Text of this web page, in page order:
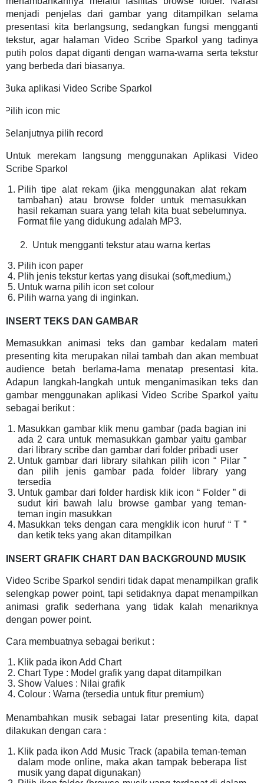
menjadi penjelas dari gambar yang ditampilkan selama
presentasi kita berlangsung, sedangkan fungsi mengganti
tekstur, agar halaman Video Scribe Sparkol yang tadinya
putih polos dapat diganti dengan warna-warna serta tekstur
yang berbeda dari biasanya.
Buka aplikasi Video Scribe Sparkol
Pilih icon mic
Selanjutnya pilih record
Untuk merekam langsung menggunakan Aplikasi Video
Scribe Sparkol
Pilih tipe alat rekam (jika menggunakan alat rekam
tambahan) atau browse folder untuk memasukkan
hasil rekaman suara yang telah kita buat sebelumnya.
Format file yang didukung adalah MP3.
2. Untuk mengganti tekstur atau warna kertas
Pilih icon paper
Plih jenis tekstur kertas yang disukai (soft,medium,)
Untuk warna pilih icon set colour
Pilih warna yang di inginkan.
INSERT TEKS DAN GAMBAR
Memasukkan animasi teks dan gambar kedalam materi
presenting kita merupakan nilai tambah dan akan membuat
audience betah berlama-lama menatap presentasi kita.
Adapun langkah-langkah untuk menganimasikan teks dan
gambar menggunakan aplikasi Video Scribe Sparkol yaitu
sebagai berikut :
Masukkan gambar klik menu gambar (pada bagian ini
ada 2 cara untuk memasukkan gambar yaitu gambar
dari library scribe dan gambar dari folder pribadi user
Untuk gambar dari library silahkan pilih icon “ Pilar ”
dan pilih jenis gambar pada folder library yang
tersedia
Untuk gambar dari folder hardisk klik icon “ Folder ” di
sudut kiri bawah lalu browse gambar yang teman-
teman ingin masukkan
Masukkan teks dengan cara mengklik icon huruf “ T ”
dan ketik teks yang akan ditampilkan
INSERT GRAFIK CHART DAN BACKGROUND MUSIK
Video Scribe Sparkol sendiri tidak dapat menampilkan grafik
selengkap power point, tapi setidaknya dapat menampilkan
animasi grafik sederhana yang tidak kalah menariknya
dengan power point.
Cara membuatnya sebagai berikut :
Klik pada ikon Add Chart
Chart Type : Model grafik yang dapat ditampilkan
Show Values : Nilai grafik
Colour : Warna (tersedia untuk fitur premium)
Menambahkan musik sebagai latar presenting kita, dapat
dilakukan dengan cara :
Klik pada ikon Add Music Track (apabila teman-teman
dalam mode online, maka akan tampak beberapa list
musik yang dapat digunakan)